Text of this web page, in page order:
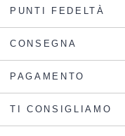
PUNTI FEDELTÀ
CONSEGNA
PAGAMENTO
TI CONSIGLIAMO